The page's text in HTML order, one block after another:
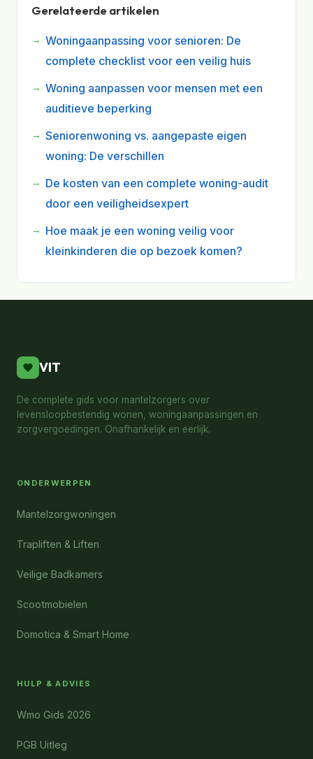
Gerelateerde artikelen
Woningaanpassing voor senioren: De
complete checklist voor een veilig huis
Woning aanpassen voor mensen met een
auditieve beperking
Seniorenwoning vs. aangepaste eigen
woning: De verschillen
De kosten van een complete woning-audit
door een veiligheidsexpert
Hoe maak je een woning veilig voor
kleinkinderen die op bezoek komen?
VIT
De complete gids voor mantelzorgers over
levensloopbestendig wonen, woningaanpassingen en
zorgvergoedingen. Onafhankelijk en eerlijk.
ONDERWERPEN
Mantelzorgwoningen
Trapliften & Liften
Veilige Badkamers
Scootmobielen
Domotica & Smart Home
HULP & ADVIES
Wmo Gids 2026
PGB Uitleg